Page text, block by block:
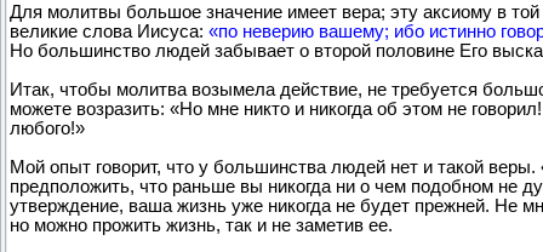
Для молитвы большое значение имеет вера; эту аксиому в
великие слова Иисуса: «по неверию вашему; ибо истинно
Но большинство людей забывает о второй половине Его
Итак, чтобы молитва возымела действие, не требуется
можете возразить: «Но мне никто и никогда об этом не
любого!»
Мой опыт говорит, что у большинства людей нет и такой
предположить, что раньше вы никогда ни о чем подобном не
утверждение, ваша жизнь уже никогда не будет прежней. Не
но можно прожить жизнь, так и не заметив ее.